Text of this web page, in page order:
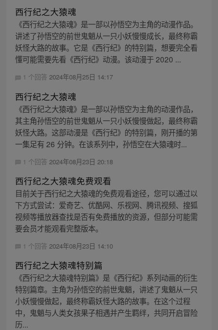
西行纪之大猿魂
《西行纪之大猿魂》是一部以孙悟空为主角的动漫作品。
讲述了孙悟空的前世鬼魈从一只小妖慢慢成长，最终称霸
妖怪大路的故事。它是《西行纪》的特别篇，想要完全看
懂可能需要先看《西行纪》动漫。该动漫于 2020 ...
1 个回答 2024年08月25日 14:17
西行纪之大猿魂
《西行纪之大猿魂》是一部以孙悟空为主角的动漫作品，
其主角孙悟空的前世鬼魈从一只小妖慢慢做起，最终称霸
妖怪大路。这部动漫是《西行纪》的特别篇，刚开播的第
一集足有 26 分钟。在该系列中，孙悟空在大猿魂时...
1 个回答 2024年08月23日 20:18
西行纪之大猿魂免费观看
目前关于西行纪之大猿魂的免费观看途径，您可以通过以
下方式尝试：爱奇艺、优酷网、乐视网、腾讯视频、搜狐
视频等播放器查找是否有免费播放的资源，但部分可能需
要会员才能观看完整版本。
1 个回答 2024年08月23日 14:10
西行纪之大猿魂特别篇
《西行纪之大猿魂特别篇》是《西行纪》系列动画的衍生
特别篇章。主角为孙悟空的前世鬼魈，讲述了鬼魈从一只
小妖慢慢做起，最终称霸妖怪大路的故事。在这个过程
中，鬼魈与人类女孩果子相遇并产生羁绊，共同开启冒险
历...